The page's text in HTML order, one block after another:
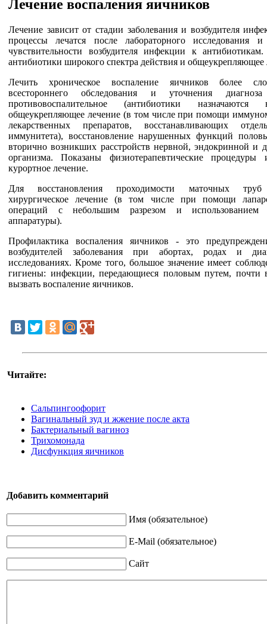
Лечение воспаления яичников
Лечение зависит от стадии заболевания и возбудителя
процессы лечатся после лабораторного исследования и
чувствительности возбудителя инфекции к
антибиотики широкого спектра действия и общеукрепляющее
Лечить хроническое воспаление яичников более
всестороннего обследования и уточнения диагноза
противовоспалительное (антибиотики
общеукрепляющее лечение (в том числе при помощи
лекарственных препаратов, восстанавливающих
иммунитета), восстановление нарушенных функций
вторично возникших расстройств нервной, эндокринной и
организма. Показаны физиотерапевтические процедуры
курортное лечение.
Для восстановления проходимости маточных труб
хирургическое лечение (в том числе при помощи
операций с небольшим разрезом и использованием
аппаратуры).
Профилактика воспаления яичников - это
возбудителей заболевания при абортах, родах и
исследованиях. Кроме того, большое значение имеет
гигиены: инфекции, передающиеся половым путем, почти
вызвать воспаление яичников.
Читайте:
Сальпингоофорит
Вагинальный зуд и жжение после акта
Бактериальный вагиноз
Трихомонада
Дисфункция яичников
Добавить комментарий
Имя (обязательное)
E-Mail (обязательное)
Сайт